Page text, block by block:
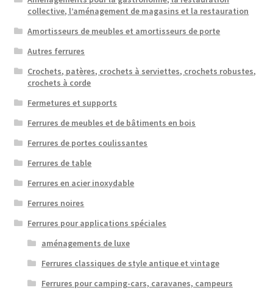
collective, l’aménagement de magasins et la restauration
Amortisseurs de meubles et amortisseurs de porte
Autres ferrures
Crochets, patères, crochets à serviettes, crochets robustes,
crochets à corde
Fermetures et supports
Ferrures de meubles et de bâtiments en bois
Ferrures de portes coulissantes
Ferrures de table
Ferrures en acier inoxydable
Ferrures noires
Ferrures pour applications spéciales
aménagements de luxe
Ferrures classiques de style antique et vintage
Ferrures pour camping-cars, caravanes, campeurs